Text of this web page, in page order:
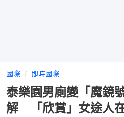
國際 即時國際
泰樂園男廁變「魔鏡
解 「欣賞」女途人